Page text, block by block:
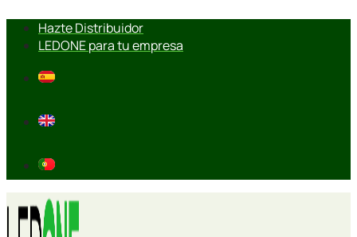
contenido
Hazte Distribuidor
LEDONE para tu empresa